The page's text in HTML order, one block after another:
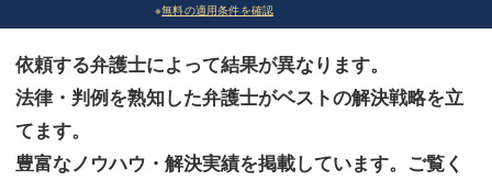
法律相談など（その他）
お客様へ
みずほ中央の特長・実質編
※無料の適用条件を確認
依頼する弁護士によって結果が異なります。
法律・判例を熟知した弁護士がベストの解決戦略を立
てます。
豊富なノウハウ・解決実績を掲載しています。ご覧く
法律相談など（その他）
お客様へ
みずほ中央の特長・実質編